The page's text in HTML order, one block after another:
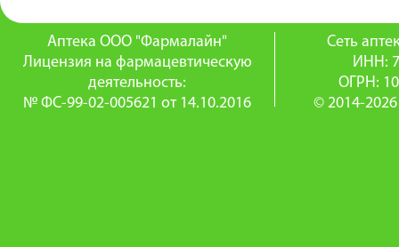
Аптека ООО "Фармалайн"
Лицензия на фармацевтическую
деятельность:
№ ФС-99-02-005621 от 14.10.2016
Сеть
ИНН:
ОГРН:
© 2014-